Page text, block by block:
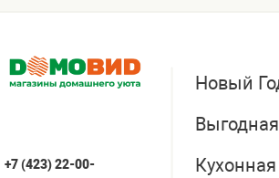
+7 (423) 22-00-
Новый